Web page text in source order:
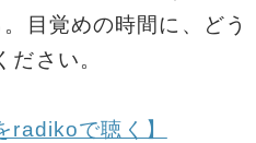
目覚めの時間に、どう
ださい。
radikoで聴く】